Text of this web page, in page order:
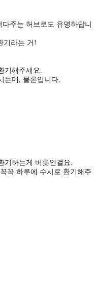
주는 허브로도 유명하답니
기라는 거!
기해주세요.
는데, 물론입니다.
기하는게 버릇인걸요.
꼭 하루에 수시로 환기해주